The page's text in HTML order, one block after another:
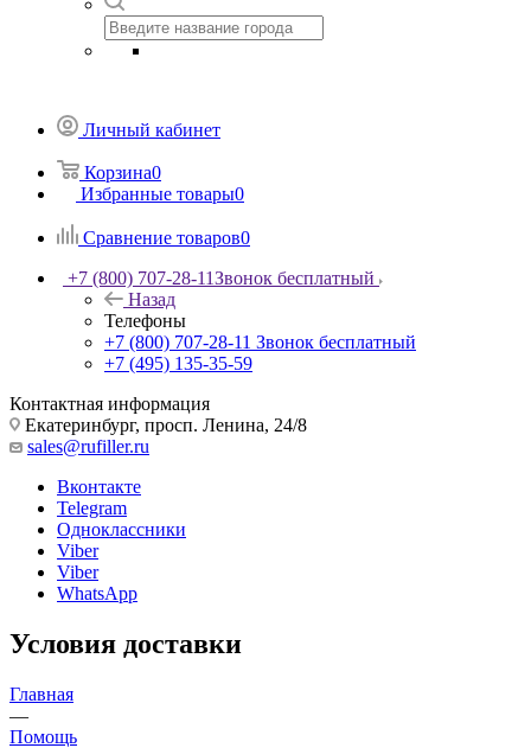
Личный кабинет
Корзина0
Избранные товары0
Сравнение товаров0
+7 (800) 707-28-11Звонок бесплатный
Назад
Телефоны
+7 (800) 707-28-11 Звонок бесплатный
+7 (495) 135-35-59
Контактная информация
Екатеринбург, просп. Ленина, 24/8
sales@rufiller.ru
Вконтакте
Telegram
Одноклассники
Viber
Viber
WhatsApp
Условия доставки
Главная
—
Помощь